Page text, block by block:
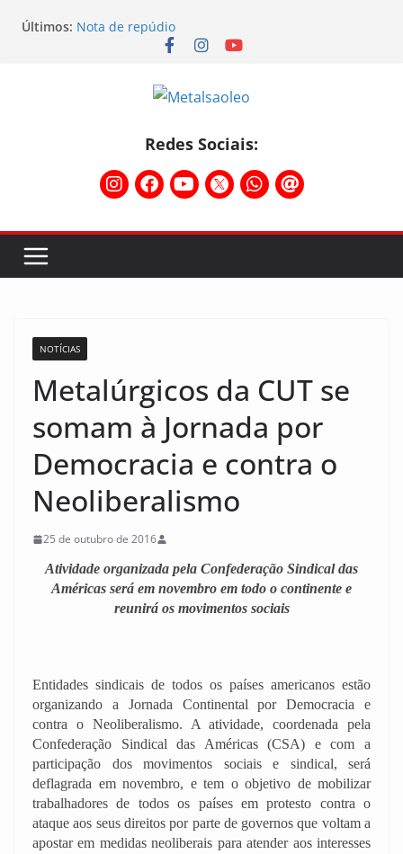
Últimos: Nota de repúdio
Conselho Diretivo da CNM/CUT debate indústria e
Physioclinic: parceira do Sindicato
Assembleia na Taurus – Campanha salarial
Assembleia na Taurus fortalece campanha
salarial e mostra a força da categoria que exige
reajuste
Redes Sociais:
NOTÍCIAS
Metalúrgicos da CUT se
somam à Jornada por
Democracia e contra o
Neoliberalismo
25 de outubro de 2016
Atividade organizada pela Confederação Sindical das
Américas será em novembro em todo o continente e
reunirá os movimentos sociais
Entidades sindicais de todos os países americanos estão
organizando a Jornada Continental por Democracia e
contra o Neoliberalismo. A atividade, coordenada pela
Confederação Sindical das Américas (CSA) e com a
participação dos movimentos sociais e sindical, será
deflagrada em novembro, e tem o objetivo de mobilizar
trabalhadores de todos os países em protesto contra o
ataque aos seus direitos por parte de governos que voltam a
apostar em medidas neoliberais para atender aos interesses